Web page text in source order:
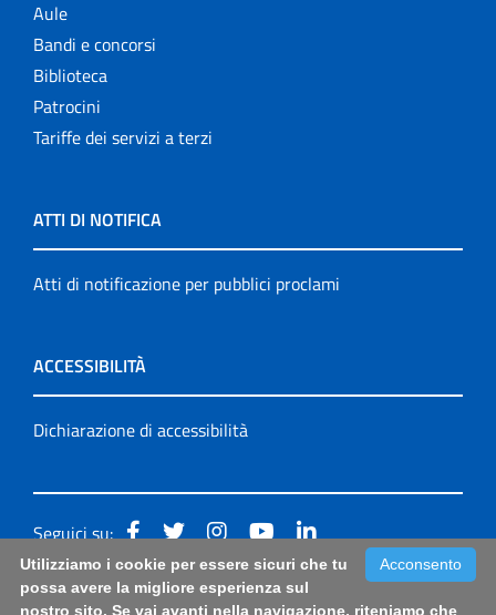
Aule
Bandi e concorsi
Biblioteca
Patrocini
Tariffe dei servizi a terzi
ATTI DI NOTIFICA
Atti di notificazione per pubblici proclami
ACCESSIBILITÀ
Dichiarazione di accessibilità
Seguici su:
Accessibilità: form di segnalazione di prima istanza per
Acconsento
Utilizziamo i cookie per essere sicuri che tu
possa avere la migliore esperienza sul
nostro sito. Se vai avanti nella navigazione, riteniamo che